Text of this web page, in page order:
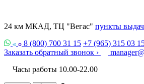
24 км МКАД, ТЦ "Вегас" пункты
8 (800) 700 31 15 +7 (965) 315 03
Заказать обратный звонок ›
Часы работы 10.00-22.00